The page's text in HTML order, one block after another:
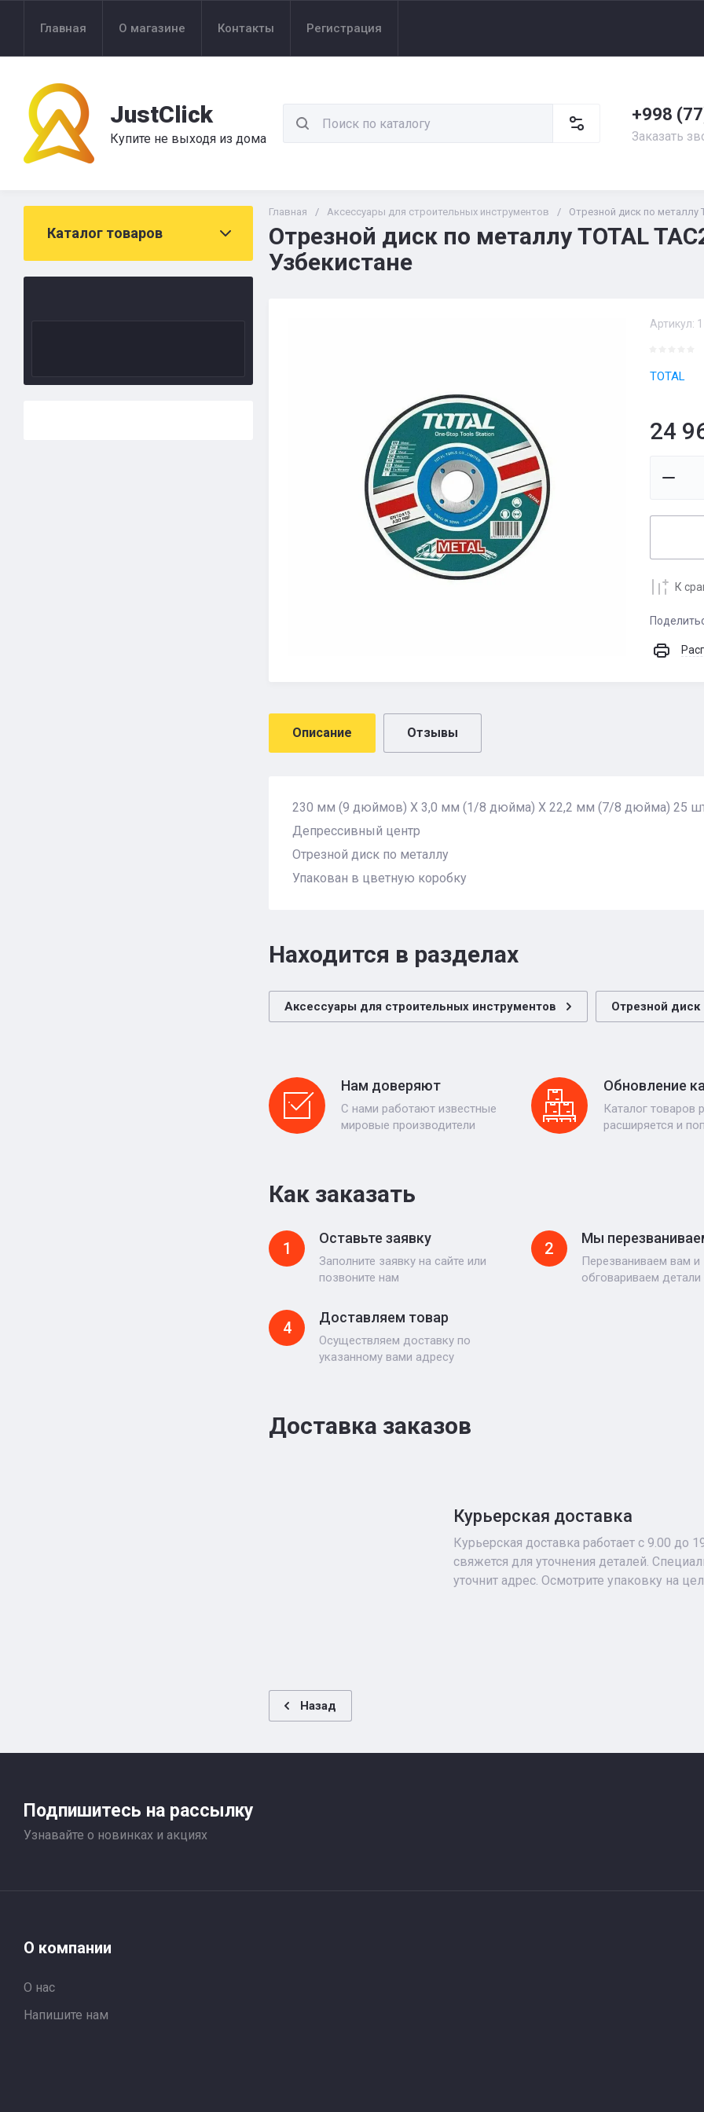
Главная О магазине Контакты Регистрация
JustClick
Купите не выходя из дома
+998
Заказать
Каталог товаров
Главная / Аксессуары для строительных инструментов / Отрезной диск по металлу
Отрезной диск по металлу TOTAL
Узбекистане
Артикул:
TOTAL
24
К
Описание Отзывы
230 мм (9 дюймов) X 3,0 мм (1/8 дюйма) X 22,2 мм (7/8 дюйма) 25
Депрессивный центр
Отрезной диск по металлу
Упакован в цветную коробку
Находится в разделах
Аксессуары для строительных инструментов Отрезной диск
Нам доверяют
С нами работают известные
мировые производители
Обновление
Каталог товаров
расширяется и
Как заказать
1
Оставьте заявку
Заполните заявку на сайте или
позвоните нам
2
Мы
Перезваниваем вам и
обговариваем детали
4
Доставляем товар
Осуществляем доставку по
указанному вами адресу
Доставка заказов
Курьерская доставка
Курьерская доставка работает с 9.00 до
свяжется для уточнения деталей.
уточнит адрес. Осмотрите упаковку на
Назад
Подпишитесь на рассылку
Узнавайте о новинках и акциях
О компании
О нас
Напишите нам